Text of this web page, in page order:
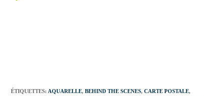
ÉTIQUETTES: AQUARELLE, BEHIND THE SCENES, CARTE POSTALE,